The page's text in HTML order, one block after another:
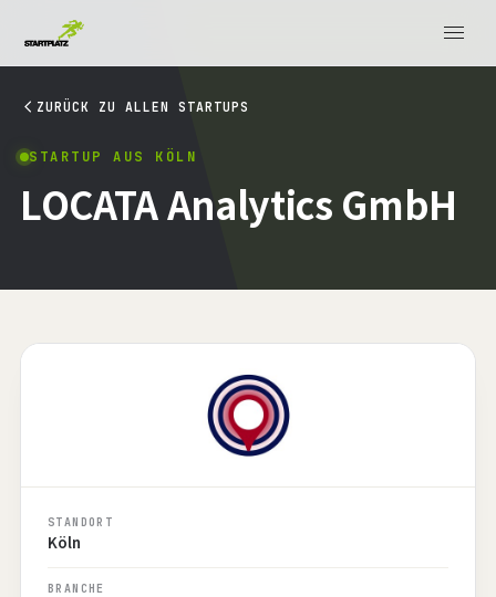
ZURÜCK ZU ALLEN STARTUPS
STARTUP AUS KÖLN
LOCATA Analytics GmbH
STANDORT
Köln
BRANCHE